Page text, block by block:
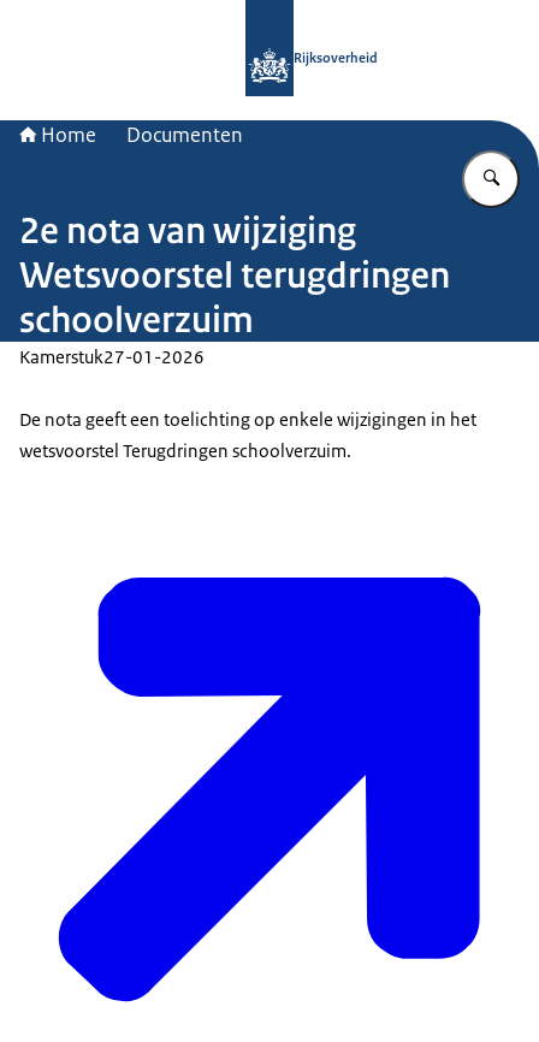
Rijksoverheid
Home Documenten
2e nota van wijziging
Wetsvoorstel terugdringen
schoolverzuim
Kamerstuk27-01-2026
De nota geeft een toelichting op enkele wijzigingen in het
wetsvoorstel Terugdringen schoolverzuim.